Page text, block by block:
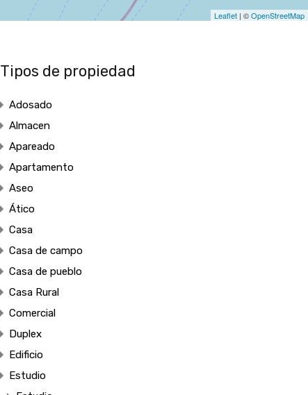
Leaflet | ©OpenStreetMap
Tipos de propiedad
Adosado
Almacen
Apareado
Apartamento
Aseo
Ático
Casa
Casa de campo
Casa de pueblo
Casa Rural
Comercial
Duplex
Edificio
Estudio